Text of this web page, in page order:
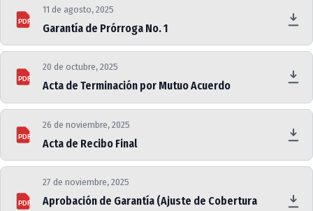
PDF
11 de agosto, 2025
Garantía de Prórroga No. 1
PDF
20 de octubre, 2025
Acta de Terminación por Mutuo Acuerdo
PDF
26 de noviembre, 2025
Acta de Recibo Final
PDF
27 de noviembre, 2025
Aprobación de Garantía (Ajuste de Cobertura